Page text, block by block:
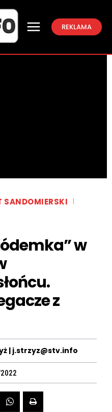
REKLAMA
SANDOMIERSKI
w
z
| j.strzyz@stv.info